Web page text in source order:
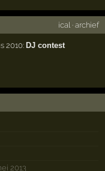
ical · archief
2010: DJ contest
2013